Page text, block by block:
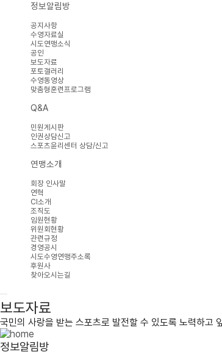
정보알림방
공지사항
수영자료실
시도연맹소식
공인
보도자료
포토갤러리
수영동영상
맞춤형훈련프로그램
Q&A
민원게시판
인권상담신고
스포츠윤리센터 상담/신고
연맹소개
회장 인사말
연혁
CI소개
조직도
임원현황
위원회현황
관련규정
경영공시
시도수영연맹주소록
후원사
찾아오시는길
보도자료
국민의 사랑을 받는 스포츠로 발전할 수 있도록 노력하고
정보알림방